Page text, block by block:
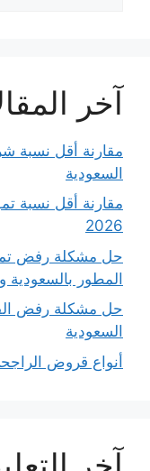
آخر
السعودية
مقارنة أقل نسبة
2026
حل مشكلة رفض
المطور
حل مشكلة رفض
السعودية
أنواع قروض